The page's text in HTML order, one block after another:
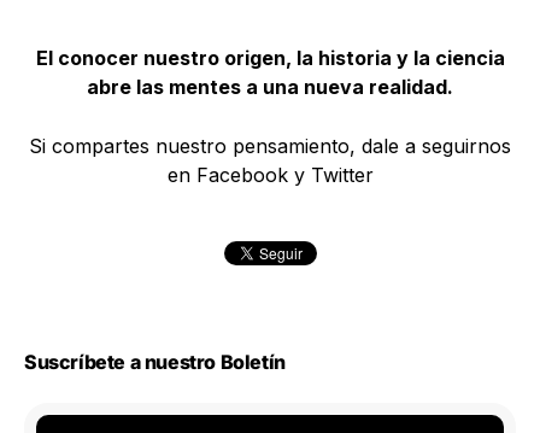
El conocer nuestro origen, la historia y la ciencia
abre las mentes a una nueva realidad.
Si compartes nuestro pensamiento, dale a seguirnos
en Facebook y Twitter
Suscríbete a nuestro Boletín